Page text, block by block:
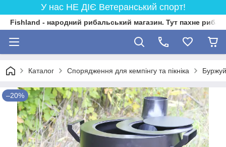
У нас НЕ ДІЄ Ветеранський спорт!
Fishland - народний рибальський магазин. Тут пахне
Каталог Спорядження для кемпінгу та пікніка
–20%